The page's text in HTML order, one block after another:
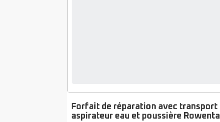
Forfait de réparation avec transport
aspirateur eau et poussière Rowenta